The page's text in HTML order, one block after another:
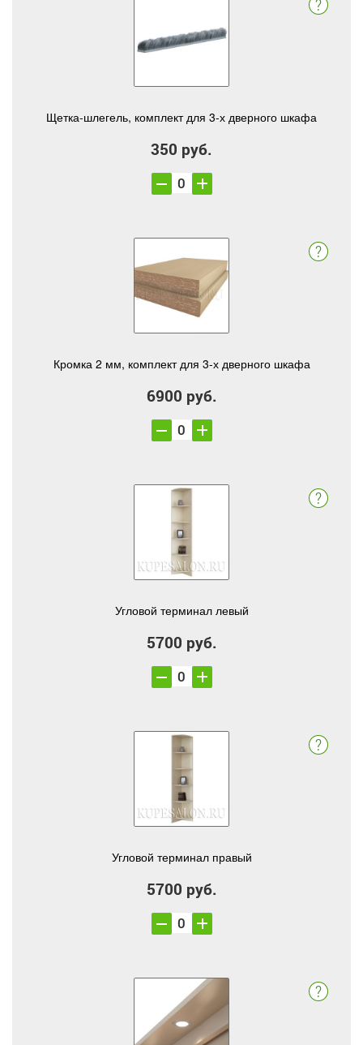
Щетка-шлегель, комплект для 3-х дверного шкафа
350 руб.
Кромка 2 мм, комплект для 3-х дверного шкафа
6900 руб.
Угловой терминал левый
5700 руб.
Угловой терминал правый
5700 руб.